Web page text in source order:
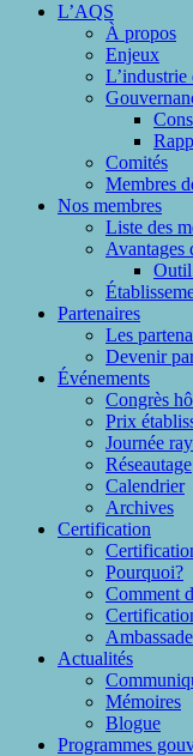
L’AQS
À propos
Enjeux
L’industrie
Comités
Membres
Nos membres
Liste des
Avantages
Outil
Partenaires
Les
Devenir
Événements
Congrès
Prix
Journée
Réseautage
Calendrier
Archives
Certification
Pourquoi?
Comment
Actualités
Mémoires
Blogue
Programmes